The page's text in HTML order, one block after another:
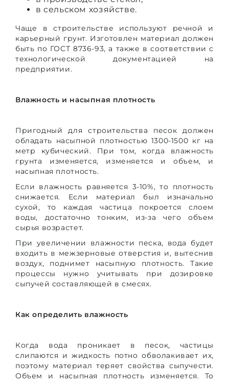
в сельском хозяйстве.
Чаще в строительстве используют речной и
карьерный грунт. Изготовлен материал должен
быть по ГОСТ 8736-93, а также в соответствии с
технологической документацией на
предприятии.
Влажность и насыпная плотность
Пригодный для строительства песок должен
обладать насыпной плотностью 1300-1500 кг на
метр кубический. При том, когда влажность
грунта изменяется, изменяется и объем, и
насыпная плотность.
Если влажность равняется 3-10%, то плотность
снижается. Если материал был изначально
сухой, то каждая частица покроется слоем
воды, достаточно тонким, из-за чего объем
сырья возрастет.
При увеличении влажности песка, вода будет
входить в межзерновые отверстия и, вытеснив
воздух, поднимет насыпную плотность. Такие
процессы нужно учитывать при дозировке
сыпучей составляющей в смесях.
Как определить влажность
Когда вода проникает в песок, частицы
слипаются и жидкость потно обволакивает их,
поэтому материал теряет свойства сыпучести.
Объем и насыпная плотность изменяется. То